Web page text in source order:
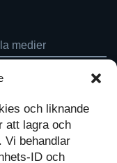
och liknande
att lagra och
Vi behandlar
ID och
medier
på Facebook
på Pinterest
på LinkedIn